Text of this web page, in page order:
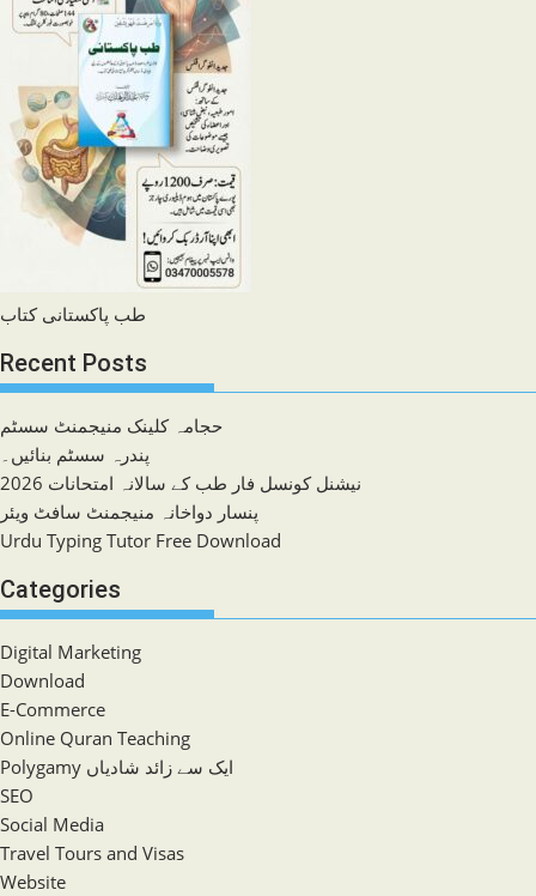
طب پاکستانی کتاب
Recent Posts
حجامہ کلینک منیجمنٹ سسٹم
پندرہ سسٹم بنائیں۔
نیشنل کونسل فار طب کے سالانہ امتحانات 2026
پنسار دواخانہ منیجمنٹ سافٹ ویئر
Urdu Typing Tutor Free Download
Categories
Digital Marketing
Download
E-Commerce
Online Quran Teaching
Polygamy ایک سے زائد شادیاں
SEO
Social Media
Travel Tours and Visas
Website